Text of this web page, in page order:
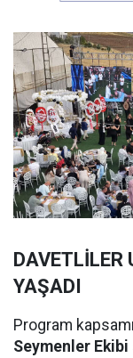
DAVETLİLER
YAŞADI
Program
Seymenler Ekibi